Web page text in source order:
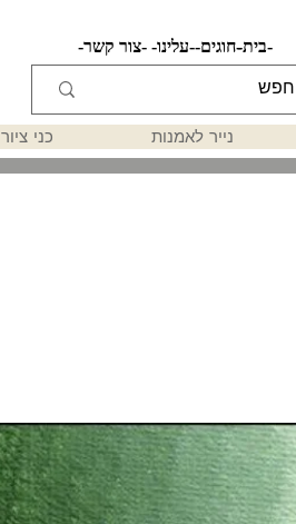
-צור קשר- -עלינו- -חוגים- -בית-
נייר לאמנות כני ציור